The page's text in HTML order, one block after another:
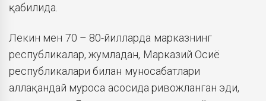
қабилида.
Лекин мен 70 – 80-йилларда марказнинг
республикалар, жумладан, Марказий Осиё
республикалари билан муносабатлари
аллақандай муроса асосида ривожланган эди,